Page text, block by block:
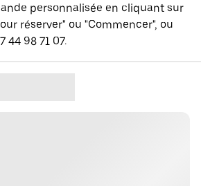
personnalisée en cliquant sur
réserver" ou "Commencer", ou
44 98 71 07.